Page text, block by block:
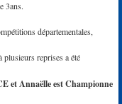
3ans.
départementales,
plusieurs reprises a été
et Annaëlle est Championne